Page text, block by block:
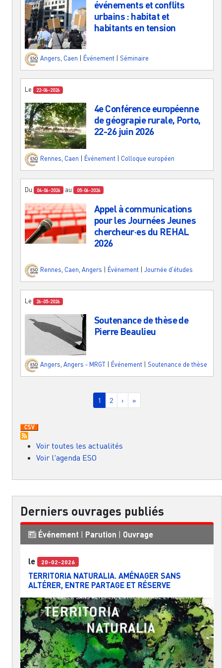
événements et conflits
urbains : habitat et
habitants en tension
Angers, Caen Événement Séminaire
Le 22-06-2026
4e Conférence européenne
de géograpie rurale, Porto,
22-26 juin 2026
Rennes Caen Événement Colloque européen
Du 04-06-2026 au 05-06-2026
Appel à communications
pour les Journées Jeunes
chercheur·es du REHAL
2026
Rennes Caen Angers Événement Journée d'études
Le 26-05-2026
Soutenance de thèse de
Pierre Beaulieu
Angers Angers - MRGT Événement Soutenance de thèse
Page courante
1 Page
2 Page suivante
› Dernière page
»
Voir toutes les actualités
Voir l'agenda ESO
Derniers ouvrages publiés
Événement | Parution | Ouvrage
le 20-02-2026
TERRITORIA NATURALIA. AMÉNAGER SANS
ALTÉRER, ENTRE PARTAGE ET RÉSERVE